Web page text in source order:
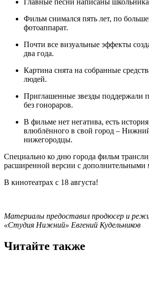
Фильм снимался пять лет, по
фотоаппарат.
Почти все визуальные эффекты
два года.
Картина снята на собранные
людей.
Приглашенные звезды поддержали
без гонораров.
В фильме нет негатива, есть
влюблённого в свой город –
нижегородцы.
Специально ко дню города фильм
расширенной версии с дополнительными
В кинотеатрах с 18 августа!
Материалы предоставил продюсер и
«Студия Нижний» Евгений Кудельников
Читайте также